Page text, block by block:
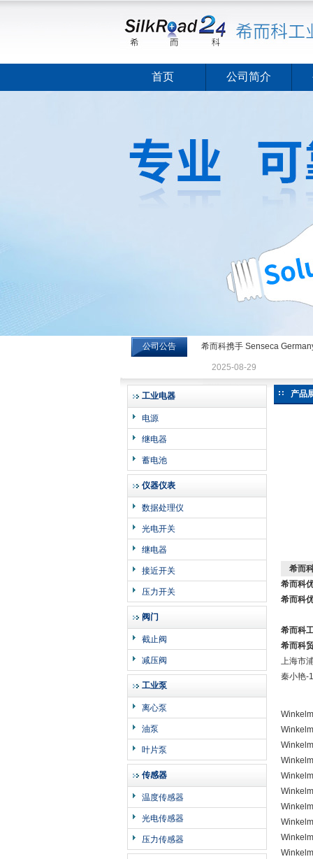
希而科工业控制设备有限公司
首页 公司简介
公司公告 希而科携手 Senseca
2025-08-29
工业电器
电源
继电器
蓄电池
仪器仪表
数据处理仪
光电开关
继电器
接近开关
压力开关
阀门
截止阀
减压阀
工业泵
离心泵
油泵
叶片泵
传感器
温度传感器
光电传感器
压力传感器
产品
希而
希而科
希而科
希而科
希而科
上海市
秦小艳-